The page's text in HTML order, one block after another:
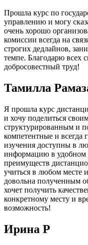
Прошла курс по
управлению и могу
очень хорошо
комиссии всегда на
строгих дедлайнов,
темпе. Благодарю
добросовестный труд!
Тамилла
Я прошла курс
и хочу поделиться
структурированным и
компетентные и
изучения доступны в
информацию в удобном
преимуществ
учиться в любом месте
довольна полученным
хочет получить
конкретному месту и
возможность!
Ирина Р